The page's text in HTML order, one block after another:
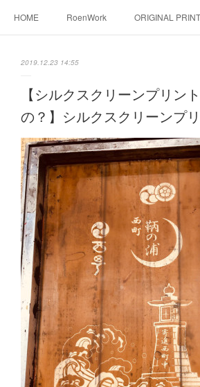
HOME RoenWork ORIGINAL
転写（カッティングシート）昇華転写プリント
シルクスクリーン その他 お問い合わ
そっくりさんマスク 画像提供方法
2019.12.23 14:55
【シルクスクリーンプリン
の？】シルクスクリーンプ